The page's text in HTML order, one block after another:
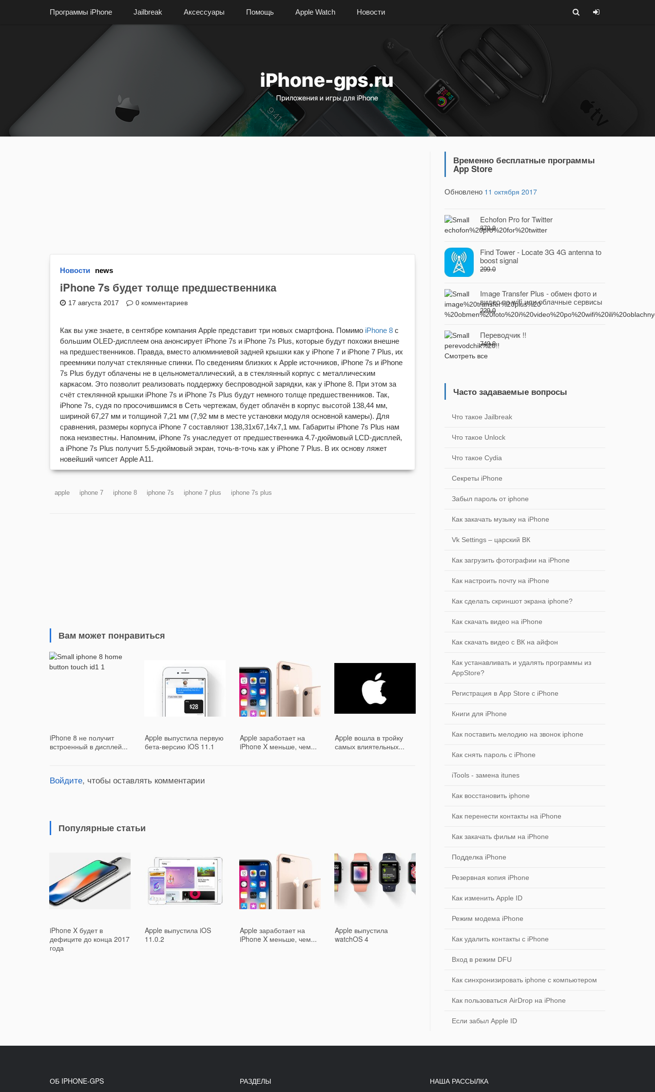
Программы iPhone Jailbreak Аксессуары Помощь Apple Watch Новости
Новости news
iPhone 7s будет толще предшественника
17 августа 2017 0 комментариев
Как вы уже знаете, в сентябре компания Apple представит три новых смартфона. Помимо iPhone 8 с
большим OLED-дисплеем она анонсирует iPhone 7s и iPhone 7s Plus, которые будут похожи внешне
на предшественников. Правда, вместо алюминиевой задней крышки как у iPhone 7 и iPhone 7 Plus, их
преемники получат стеклянные спинки. По сведениям близких к Apple источников, iPhone 7s и iPhone
7s Plus будут облачены не в цельнометаллический, а в стеклянный корпус с металлическим
каркасом. Это позволит реализовать поддержку беспроводной зарядки, как у iPhone 8. При этом за
счёт стеклянной крышки iPhone 7s и iPhone 7s Plus будут немного толще предшественников. Так,
iPhone 7s, судя по просочившимся в Сеть чертежам, будет облачён в корпус высотой 138,44 мм,
шириной 67,27 мм и толщиной 7,21 мм (7,92 мм в месте установки модуля основной камеры). Для
сравнения, размеры корпуса iPhone 7 составляют 138,31х67,14х7,1 мм. Габариты iPhone 7s Plus нам
пока неизвестны. Напомним, iPhone 7s унаследует от предшественника 4.7-дюймовый LCD-дисплей,
а iPhone 7s Plus получит 5.5-дюймовый экран, точь-в-точь как у iPhone 7 Plus. В их основу ляжет
новейший чипсет Apple A11.
apple iphone 7 iphone 8 iphone 7s iphone 7 plus iphone 7s plus
Вам может понравиться
iPhone 8 не получит
встроенный в дисплей...
Apple выпустила первую
бета-версию iOS 11.1
Apple заработает на
iPhone X меньше, чем...
Apple вошла в тройку
самых влиятельных...
Войдите, чтобы оставлять комментарии
Популярные статьи
iPhone X будет в
дефиците до конца 2017
года
Apple выпустила iOS
11.0.2
Apple заработает на
iPhone X меньше, чем...
Apple выпустила
watchOS 4
Временно бесплатные программы
App Store
Обновлено 11 октября 2017
Echofon Pro for Twitter
379.0
Find Tower - Locate 3G 4G antenna to
boost signal
299.0
Image Transfer Plus - обмен фото и
видео по wifi или облачные сервисы
229.0
Переводчик !!
749.0
Смотреть все
Часто задаваемые вопросы
Что такое Jailbreak
Что такое Unlock
Что такое Cydia
Секреты iPhone
Забыл пароль от iphone
Как закачать музыку на iPhone
Vk Settings – царский ВК
Как загрузить фотографии на iPhone
Как настроить почту на iPhone
Как сделать скриншот экрана iphone?
Как скачать видео на iPhone
Как скачать видео с ВК на айфон
Как устанавливать и удалять программы из
AppStore?
Регистрация в App Store с iPhone
Книги для iPhone
Как поставить мелодию на звонок iphone
Как снять пароль с iPhone
iTools - замена itunes
Как восстановить iphone
Как перенести контакты на iPhone
Как закачать фильм на iPhone
Подделка iPhone
Резервная копия iPhone
Как изменить Apple ID
Режим модема iPhone
Как удалить контакты с iPhone
Вход в режим DFU
Как синхронизировать iphone с компьютером
Как пользоваться AirDrop на iPhone
Если забыл Apple ID
ОБ IPHONE-GPS РАЗДЕЛЫ НАША РАССЫЛКА